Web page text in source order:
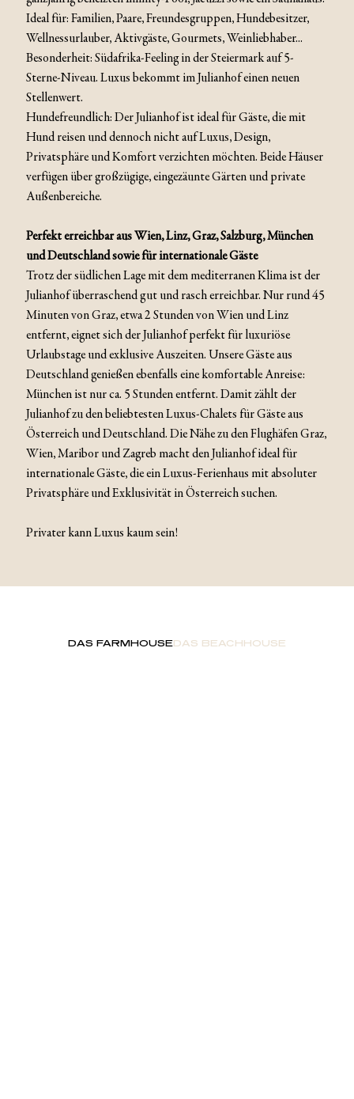
Ideal für: Familien, Paare, Freundesgruppen, Hundebesitzer,
Wellnessurlauber, Aktivgäste, Gourmets, Weinliebhaber...
Besonderheit: Südafrika-Feeling in der Steiermark auf 5-
Sterne-Niveau. Luxus bekommt im Julianhof einen neuen
Stellenwert.
Hundefreundlich: Der Julianhof ist ideal für Gäste, die mit
Hund reisen und dennoch nicht auf Luxus, Design,
Privatsphäre und Komfort verzichten möchten. Beide Häuser
verfügen über großzügige, eingezäunte Gärten und private
Außenbereiche.
Perfekt erreichbar aus Wien, Linz, Graz, Salzburg, München
und Deutschland sowie für internationale Gäste
Trotz der südlichen Lage mit dem mediterranen Klima ist der
Julianhof überraschend gut und rasch erreichbar. Nur rund 45
Minuten von Graz, etwa 2 Stunden von Wien und Linz
entfernt, eignet sich der Julianhof perfekt für luxuriöse
Urlaubstage und exklusive Auszeiten. Unsere Gäste aus
Deutschland genießen ebenfalls eine komfortable Anreise:
München ist nur ca. 5 Stunden entfernt. Damit zählt der
Julianhof zu den beliebtesten Luxus-Chalets für Gäste aus
Österreich und Deutschland. Die Nähe zu den Flughäfen Graz,
Wien, Maribor und Zagreb macht den Julianhof ideal für
internationale Gäste, die ein Luxus-Ferienhaus mit absoluter
Privatsphäre und Exklusivität in Österreich suchen.
Privater kann Luxus kaum sein!
DAS FARMHOUSEDAS BEACHHOUSE